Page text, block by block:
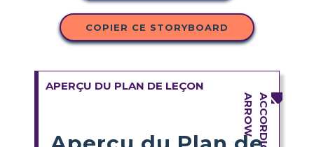
COPIER CE STORYBOARD
APERÇU DU PLAN DE LEÇON